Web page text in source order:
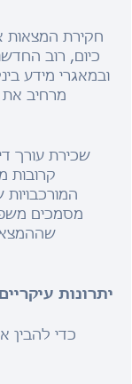
חקירת המצאות
כיום, רוב
ובמאגרי מידע
מרחיב את
שכירת עורך
קרובות
המורכבויות
מסמכים
יתרונות
כדי להבין